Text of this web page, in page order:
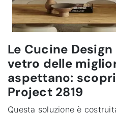
Le Cucine
vetro delle
aspettano:
Project 2819
Questa soluzione è